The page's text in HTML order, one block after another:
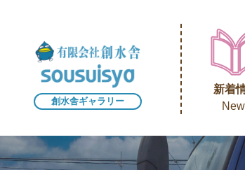
創水舎ギャラリー
新着